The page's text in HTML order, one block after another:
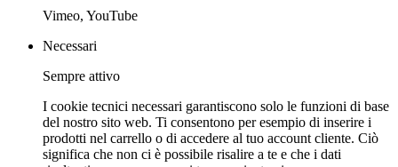
Vimeo, YouTube
Necessari
Sempre attivo
I cookie tecnici necessari garantiscono solo le funzioni di base
del nostro sito web. Ti consentono per esempio di inserire i
prodotti nel carrello o di accedere al tuo account cliente. Ciò
significa che non ci è possibile risalire a te e che i dati